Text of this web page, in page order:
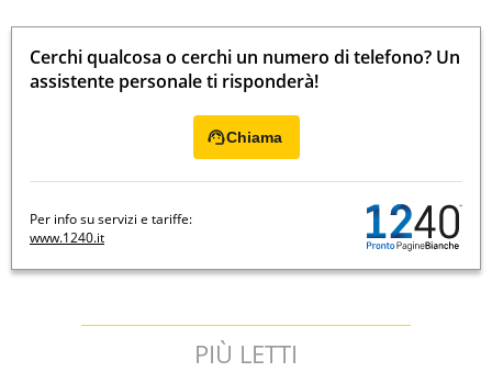
Cerchi qualcosa o cerchi un numero di telefono? Un
assistente personale ti risponderà!
Chiama
Per info su servizi e tariffe:
www.1240.it
PIÙ LETTI